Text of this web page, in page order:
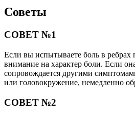
Советы
СОВЕТ №1
Если вы испытываете боль в ребрах
внимание на характер боли. Если
сопровождается другими
или головокружение, немедленно
СОВЕТ №2